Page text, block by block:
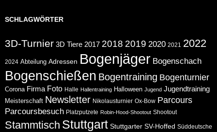
SCHLAGWÖRTER
3D-Turnier 3D Tiere 2017 2018 2019 2020 2021 2022
2024 Abteilung Adressen Bogenjäger Bogenschach
Bogenschießen Bogentraining Bogenturnier
Corona Firma Foto Halle Hallentraining Halloween Jugend Jugendtraining
Meisterschaft Newsletter Nikolausturnier Ox-Bow Parcours
Parcoursbesuch Platzputzete Robin-Hood-Shootout Shootout
Stammtisch Stuttgart Stuttgarter SV-Hoffed Süddeutsche